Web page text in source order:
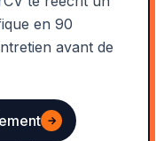
en 90
avant de
→